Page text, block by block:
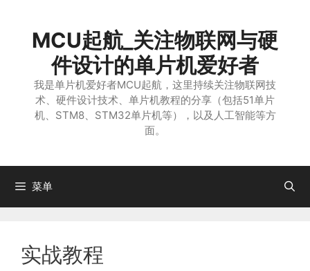
MCU起航_关注物联网与硬
件设计的单片机爱好者
我是单片机爱好者MCU起航，这里持续关注物联网技
术、硬件设计技术、单片机教程的分享（包括51单片
机、STM8、STM32单片机等），以及人工智能等方
面。
菜单
实战教程